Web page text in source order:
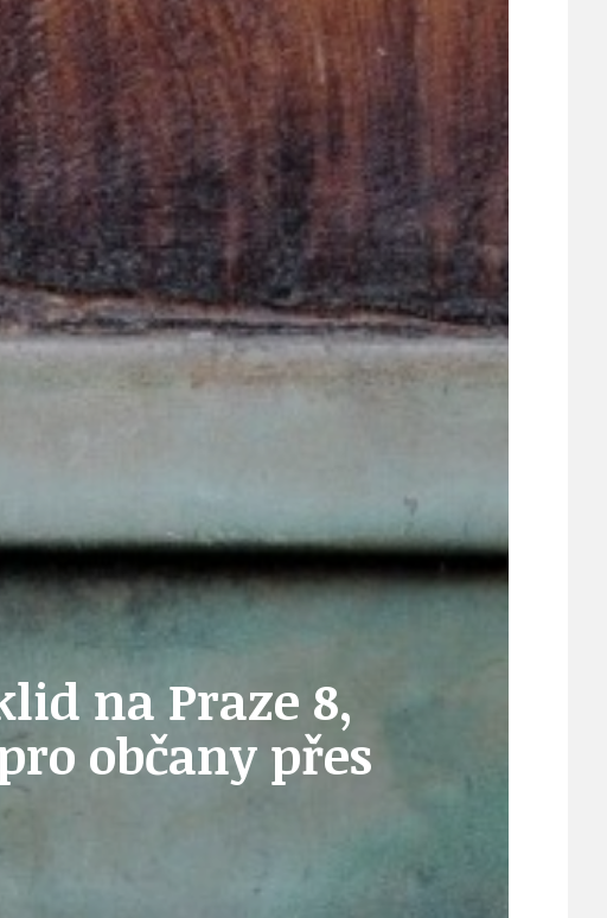
PRAHA 21
UDRŽITELNOST
ÚJEZDSKÉ JEDNOSMĚRKY
ÚJEZDSKÝ ZPRAVODAJ
ÚZEMNÍ A STRATEGICKÝ PLÁN
VEŘEJNÉ ZAKÁZKY, VOLNÁ PRACOVNÍ MÍSTA
na Praze 8,
občany přes